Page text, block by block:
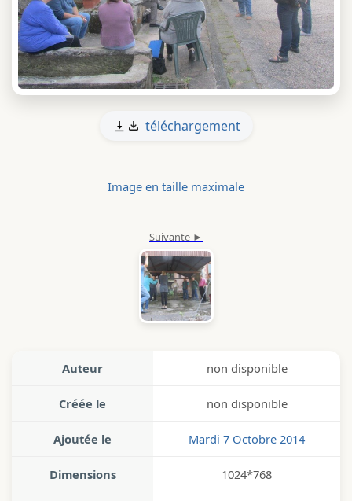
téléchargement
Image en taille maximale
Auteur non disponible
Créée le non disponible
Ajoutée le Mardi 7 Octobre 2014
Dimensions 1024*768